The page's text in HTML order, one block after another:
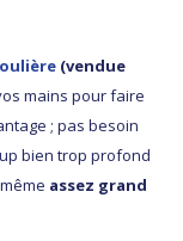
(vendue
mains pour faire
; pas besoin
bien trop profond
assez grand